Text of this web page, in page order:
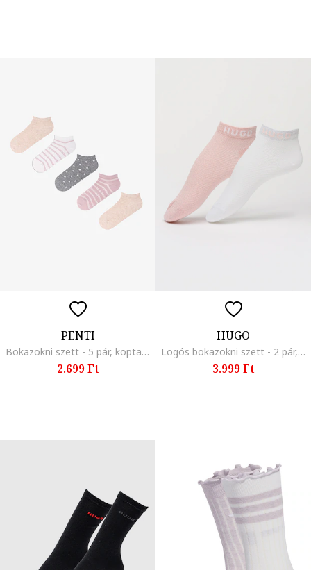
PENTI
Bokazokni szett - 5 pár, koptatott rózsaszín/Pezsgőbézs/Sötétszürke
2.699 Ft
HUGO
Logós bokazokni szett - 2 pár, Fehér/Pasztellrózsaszín
3.999 Ft